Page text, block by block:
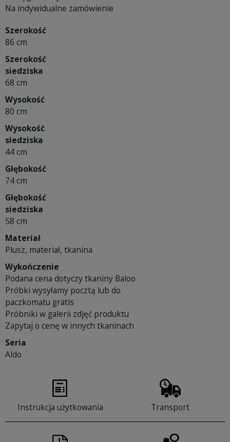
Na indywidualne zamówienie
Szerokość
86 cm
Szerokość
siedziska
68 cm
Wysokość
80 cm
Wysokość
siedziska
44 cm
Głębokość
74 cm
Głębokość
siedziska
58 cm
Materiał
Plusz, materiał, tkanina
Wykończenie
Podana cena dotyczy tkaniny Baloo
Próbki wysyłamy pocztą lub do
paczkomatu gratis
Próbniki w galerii zdjęć produktu
Zapytaj o cenę w innych tkaninach
Seria
Aldo
Instrukcja użytkowania Transport